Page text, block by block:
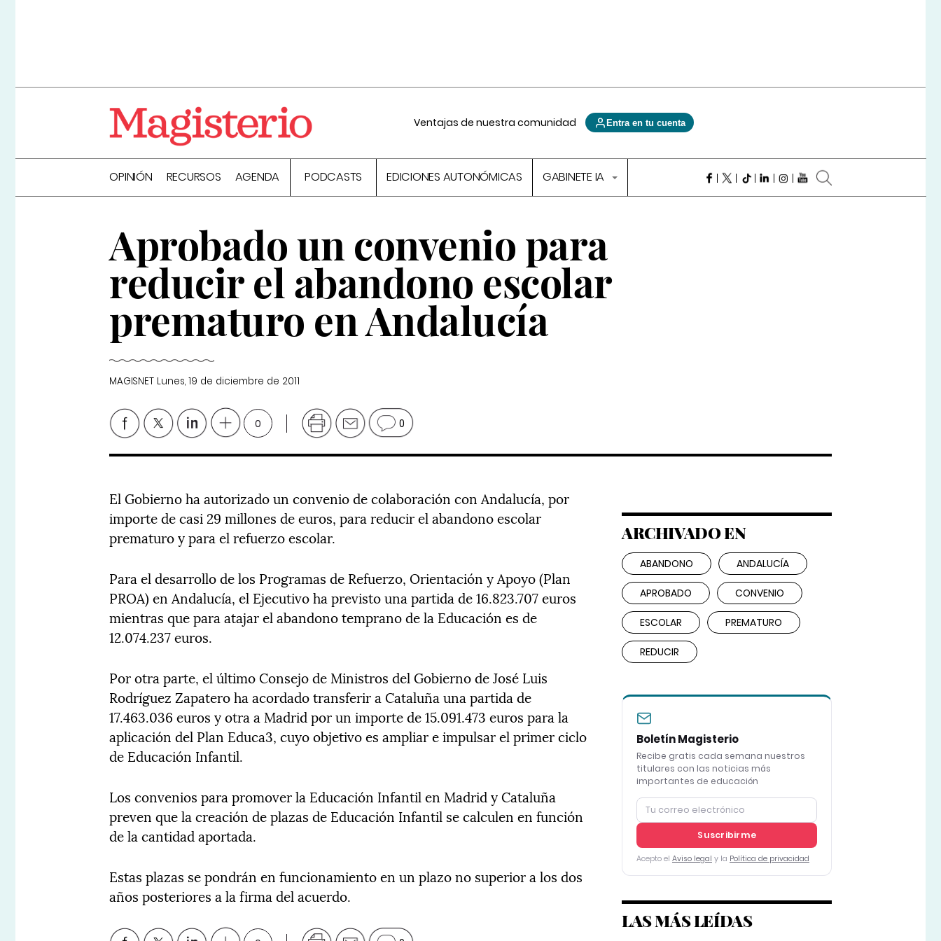
Ventajas de nuestra comunidad Entra en tu cuenta
OPINIÓN RECURSOS AGENDA PODCASTS EDICIONES AUTONÓMICAS GABINETE IA
Aprobado un convenio para
reducir el abandono escolar
prematuro en Andalucía
MAGISNET Lunes, 19 de diciembre de 2011
0 0
El Gobierno ha autorizado un convenio de colaboración con Andalucía, por
importe de casi 29 millones de euros, para reducir el abandono escolar
prematuro y para el refuerzo escolar.
Para el desarrollo de los Programas de Refuerzo, Orientación y Apoyo (Plan
PROA) en Andalucía, el Ejecutivo ha previsto una partida de 16.823.707 euros
mientras que para atajar el abandono temprano de la Educación es de
12.074.237 euros.
Por otra parte, el último Consejo de Ministros del Gobierno de José Luis
Rodríguez Zapatero ha acordado transferir a Cataluña una partida de
17.463.036 euros y otra a Madrid por un importe de 15.091.473 euros para la
aplicación del Plan Educa3, cuyo objetivo es ampliar e impulsar el primer ciclo
de Educación Infantil.
Los convenios para promover la Educación Infantil en Madrid y Cataluña
preven que la creación de plazas de Educación Infantil se calculen en función
de la cantidad aportada.
Estas plazas se pondrán en funcionamiento en un plazo no superior a los dos
años posteriores a la firma del acuerdo.
ARCHIVADO EN
ABANDONO ANDALUCÍA
APROBADO CONVENIO
ESCOLAR PREMATURO
REDUCIR
Boletín Magisterio
Recibe gratis cada semana nuestros
titulares con las noticias más
importantes de educación
Suscribirme
Acepto el Aviso legal y la Política de privacidad
LAS MÁS LEÍDAS